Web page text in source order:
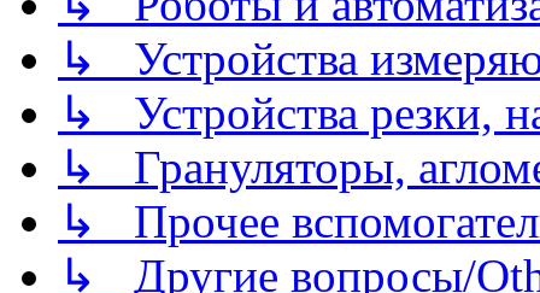
↳ Устройства
↳ Устройства резки,
↳ Грануляторы,
↳ Прочее
↳ Другие вопросы/